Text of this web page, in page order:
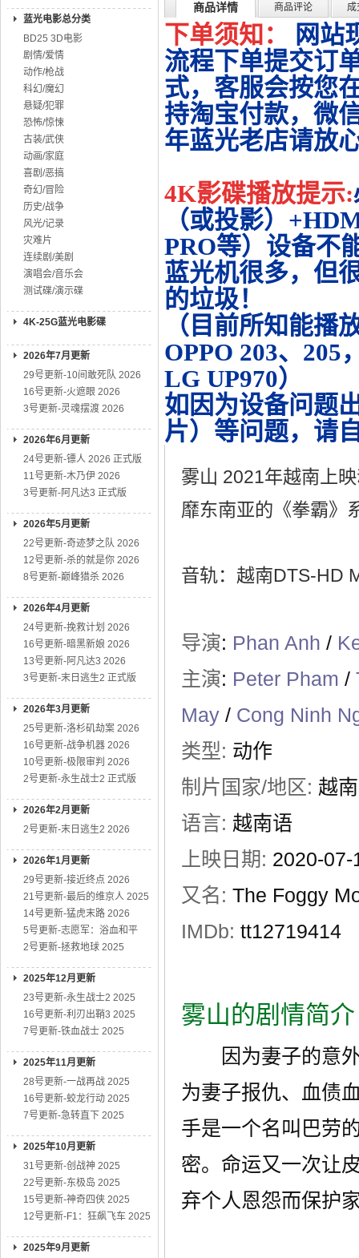
蓝光电影总分类
BD25 3D电影
剧情/爱情
动作/枪战
科幻/魔幻
悬疑/犯罪
恐怖/惊悚
古装/武侠
动画/家庭
喜剧/恶搞
奇幻/冒险
历史/战争
风光/记录
灾难片
连续剧/美剧
演唱会/音乐会
测试碟/演示碟
4K-25G蓝光电影碟
2026年7月更新
29号更新-10间敢死队 2026
16号更新-火遮眼 2026
3号更新-灵魂摆渡 2026
2026年6月更新
24号更新-镖人 2026 正式版
11号更新-木乃伊 2026
3号更新-阿凡达3 正式版
2026年5月更新
22号更新-奇迹梦之队 2026
12号更新-杀的就是你 2026
8号更新-巅峰猎杀 2026
2026年4月更新
24号更新-挽救计划 2026
16号更新-暗黑新娘 2026
13号更新-阿凡达3 2026
3号更新-末日逃生2 正式版
2026年3月更新
25号更新-洛杉矶劫案 2026
16号更新-战争机器 2026
10号更新-极限审判 2026
2号更新-永生战士2 正式版
2026年2月更新
2号更新-末日逃生2 2026
2026年1月更新
29号更新-接近终点 2026
21号更新-最后的维京人 2025
14号更新-猛虎末路 2026
5号更新-志愿军：浴血和平
2号更新-拯救地球 2025
2025年12月更新
23号更新-永生战士2 2025
16号更新-利刃出鞘3 2025
7号更新-铁血战士 2025
2025年11月更新
28号更新-一战再战 2025
16号更新-蛟龙行动 2025
7号更新-急转直下 2025
2025年10月更新
31号更新-创战神 2025
22号更新-东极岛 2025
15号更新-神奇四侠 2025
12号更新-F1：狂飙飞车 2025
2025年9月更新
商品详情 商品评论 成
下单须知：
网站
流程下单提交订
式，客服会按您
持淘宝付款，微
年蓝光老店请放
4K影碟播放提示:
（或投影）
PRO等）设备不
蓝光机很多，但
的垃圾！
（目前所知能播
OPPO 203、205
LG UP970）
如因为设备问题
片）等问题，请
雾山 2021年越南上
靡东南亚的《拳霸》
音轨：越南DTS-HD
导演: Phan Anh /
主演: Peter Pham /
May / Cong Ninh
类型: 动作
制片国家/地区: 越南
语言: 越南语
上映日期: 2020-07-
又名: The Foggy
IMDb: tt12719414
雾山的剧情简介
因为妻子的意外
为妻子报仇、血债
手是一个名叫巴劳
密。命运又一次让
弃个人恩怨而保护